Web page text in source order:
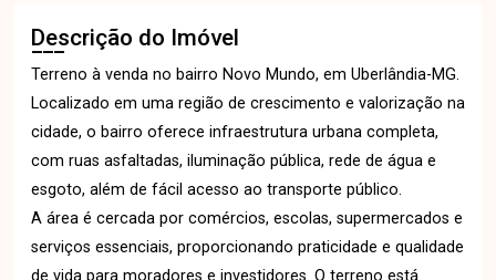
Descrição do Imóvel
Terreno à venda no bairro Novo Mundo, em Uberlândia-MG.
Localizado em uma região de crescimento e valorização na
cidade, o bairro oferece infraestrutura urbana completa,
com ruas asfaltadas, iluminação pública, rede de água e
esgoto, além de fácil acesso ao transporte público.
A área é cercada por comércios, escolas, supermercados e
serviços essenciais, proporcionando praticidade e qualidade
de vida para moradores e investidores. O terreno está